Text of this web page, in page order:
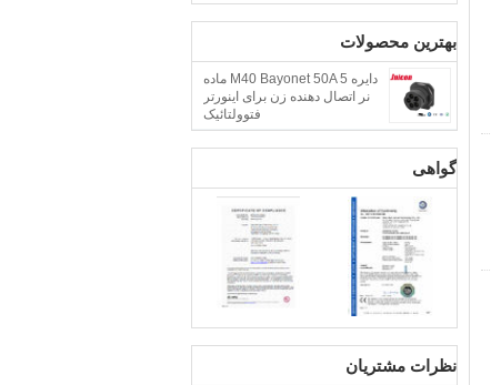
بهترین محصولات
دایره M40 Bayonet 50A 5 ماده
نر اتصال دهنده زن برای اینورتر
فتوولتائیک
گواهی
نظرات مشتریان